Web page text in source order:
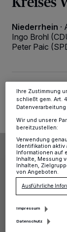
Niederrhein ·
Ingo Brohl
Peter Paic
29.09.2025 ,
Kennungen auf
verarbeiten
Zwecke. Wenn
Anzeigen
dieses Menü
Ihre Zustimmung
schließt gem. Art.
Datenverarbeitung
Wir und unsere
bereitzustellen:
Verwendung
Identifikation aktiv
Informationen auf
Inhalte, Messung
Inhalten,
von Angeboten.
Ausführliche
Impressum
Datenschutz